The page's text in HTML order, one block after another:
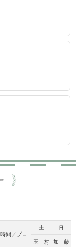
時間／プロ
土 日
玉 村 加 藤